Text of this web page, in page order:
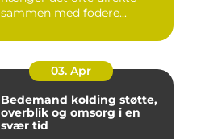
sammen med fodere...
03. Apr
Bedemand kolding støtte,
overblik og omsorg i en
svær tid